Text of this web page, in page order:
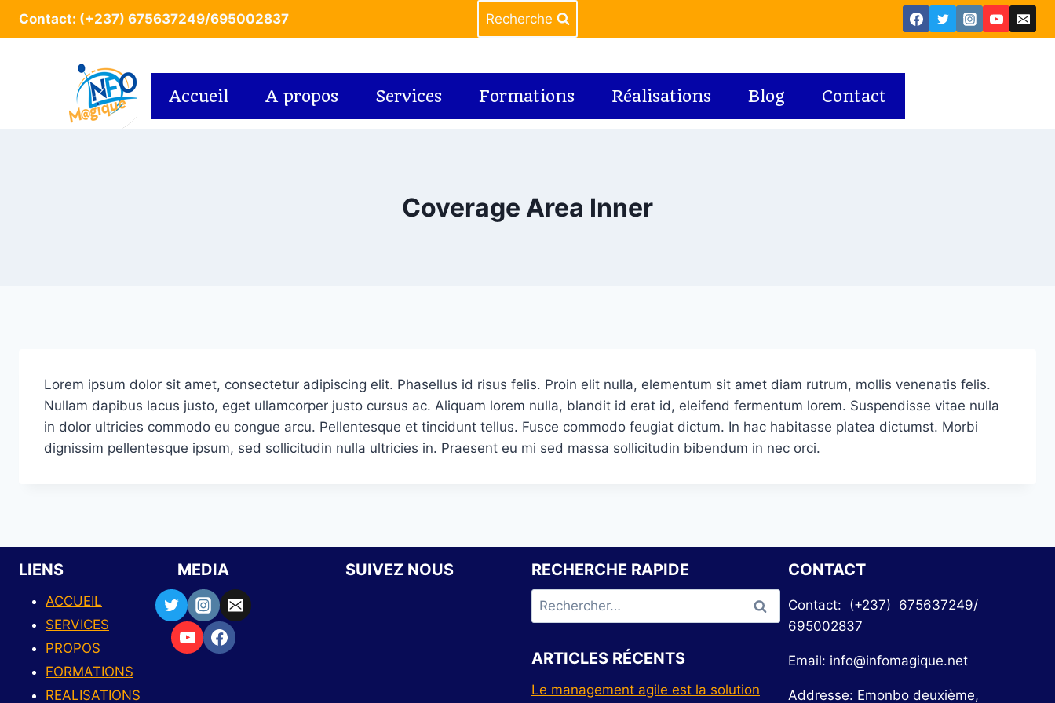
Contact: (+237) 675637249/695002837 Recherche
Accueil A propos Services Formations Réalisations Blog Contact
Coverage Area Inner
Lorem ipsum dolor sit amet, consectetur adipiscing elit. Phasellus id risus felis. Proin elit nulla, elementum sit amet diam rutrum, mollis venenatis felis.
Nullam dapibus lacus justo, eget ullamcorper justo cursus ac. Aliquam lorem nulla, blandit id erat id, eleifend fermentum lorem. Suspendisse vitae nulla
in dolor ultricies commodo eu congue arcu. Pellentesque et tincidunt tellus. Fusce commodo feugiat dictum. In hac habitasse platea dictumst. Morbi
dignissim pellentesque ipsum, sed sollicitudin nulla ultricies in. Praesent eu mi sed massa sollicitudin bibendum in nec orci.
LIENS
ACCUEIL
SERVICES
PROPOS
FORMATIONS
REALISATIONS
MEDIA SUIVEZ NOUS RECHERCHE RAPIDE
ARTICLES RÉCENTS
Le management agile est la solution
CONTACT
Contact: (+237) 675637249/
695002837
Email: info@infomagique.net
Addresse: Emonbo deuxième,